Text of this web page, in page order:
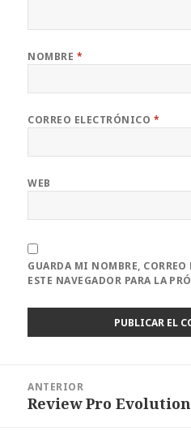
NOMBRE *
CORREO ELECTRÓNICO *
WEB
GUARDA MI NOMBRE,
ESTE NAVEGADOR PARA LA
entradas
ANTERIOR
Entrada
Review Pro Evolution